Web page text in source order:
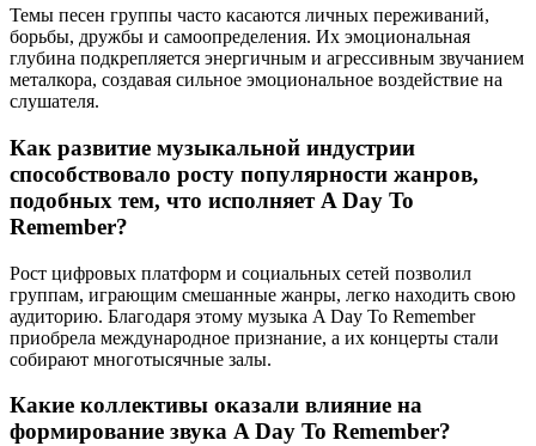
Темы песен группы часто касаются личных переживаний,
борьбы, дружбы и самоопределения. Их эмоциональная
глубина подкрепляется энергичным и агрессивным звучанием
металкора, создавая сильное эмоциональное воздействие на
слушателя.
Как развитие музыкальной индустрии
способствовало росту популярности жанров,
подобных тем, что исполняет A Day To
Remember?
Рост цифровых платформ и социальных сетей позволил
группам, играющим смешанные жанры, легко находить свою
аудиторию. Благодаря этому музыка A Day To Remember
приобрела международное признание, а их концерты стали
собирают многотысячные залы.
Какие коллективы оказали влияние на
формирование звука A Day To Remember?